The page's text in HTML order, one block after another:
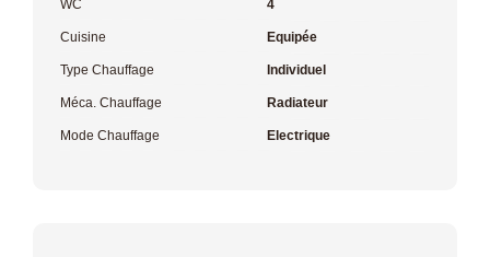
WC 4
Cuisine Equipée
Type Chauffage Individuel
Méca. Chauffage Radiateur
Mode Chauffage Electrique